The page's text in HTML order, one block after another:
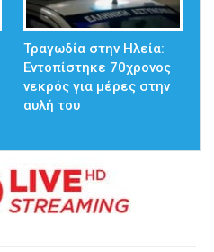
Τραγωδία στην Ηλεία:
Εντοπίστηκε 70χρονος
νεκρός για μέρες στην
αυλή του